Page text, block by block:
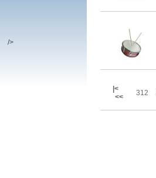
|<
<<
312
/>